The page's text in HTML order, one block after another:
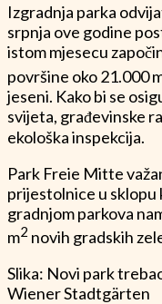
Izgradnja parka
srpnja ove godine
istom mjesecu
površine oko 21.000
jeseni. Kako bi se
svijeta, građevinske
ekološka inspekcija.
Park Freie Mitte
prijestolnice u sklopu
gradnjom parkova
m2 novih gradskih
Slika: Novi park
Wiener Stadtgärten